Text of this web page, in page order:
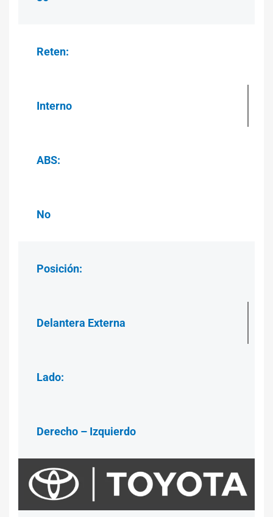
Reten:
Interno
ABS:
No
Posición:
Delantera Externa
Lado:
Derecho – Izquierdo